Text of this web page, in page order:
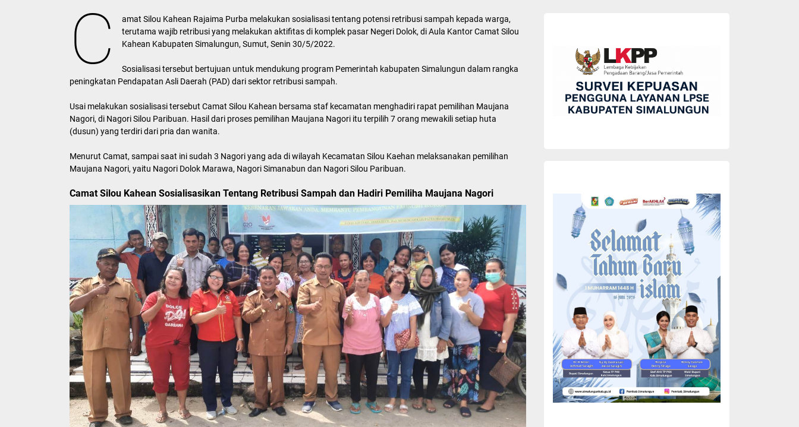
C
amat Silou Kahean Rajaima Purba melakukan sosialisasi tentang potensi retribusi sampah kepada warga,
terutama wajib retribusi yang melakukan aktifitas di komplek pasar Negeri Dolok, di Aula Kantor Camat Silou
Kahean Kabupaten Simalungun, Sumut, Senin 30/5/2022.
Sosialisasi tersebut bertujuan untuk mendukung program Pemerintah kabupaten Simalungun dalam rangka
peningkatan Pendapatan Asli Daerah (PAD) dari sektor retribusi sampah.
Usai melakukan sosialisasi tersebut Camat Silou Kahean bersama staf kecamatan menghadiri rapat pemilihan Maujana
Nagori, di Nagori Silou Paribuan. Hasil dari proses pemilihan Maujana Nagori itu terpilih 7 orang mewakili setiap huta
(dusun) yang terdiri dari pria dan wanita.
Menurut Camat, sampai saat ini sudah 3 Nagori yang ada di wilayah Kecamatan Silou Kaehan melaksanakan pemilihan
Maujana Nagori, yaitu Nagori Dolok Marawa, Nagori Simanabun dan Nagori Silou Paribuan.
Camat Silou Kahean Sosialisasikan Tentang Retribusi Sampah dan Hadiri Pemiliha Maujana Nagori